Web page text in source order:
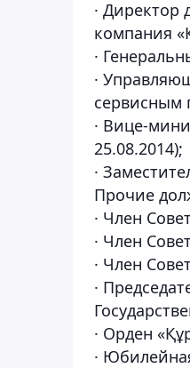
· Директор
компания
·
·
сервисным
· Вице-
25.08.2014);
·
Прочие
· Член
· Член
· Член
·
· Орден
·